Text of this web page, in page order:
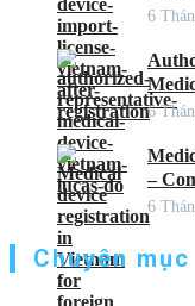
6
6
–
6
Chuyên mục